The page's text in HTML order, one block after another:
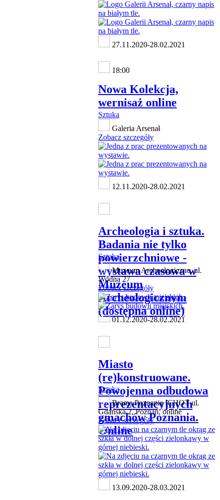
27.11.2020-28.02.2021
18:00
Nowa Kolekcja,
wernisaż online
Sztuka
Galeria Arsenał
Zobacz szczegóły
12.11.2020-28.02.2021
Archeologia i sztuka.
Badania nie tylko
powierzchniowe -
wystawa czasowa w
Muzeum
Archeologicznym
(dostępna online)
Sztuka
Muzeum Archeologiczne, ul.
Wodna 27
Zobacz szczegóły
01.12.2020-28.02.2021
Miasto
(re)konstruowane.
Powojenna odbudowa
reprezentacyjnych
gmachów Poznania.
Online
Sztuka
Brama Poznania ICHOT ul.
Gdańska 2, Poznań, online
Zobacz szczegóły
13.09.2020-28.03.2021